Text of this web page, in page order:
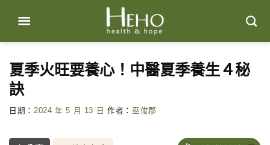
content
夏季火旺要養心！中醫夏季養生４秘
訣
日期： 2024 年 5 月 13 日 作者： 巫俊郡